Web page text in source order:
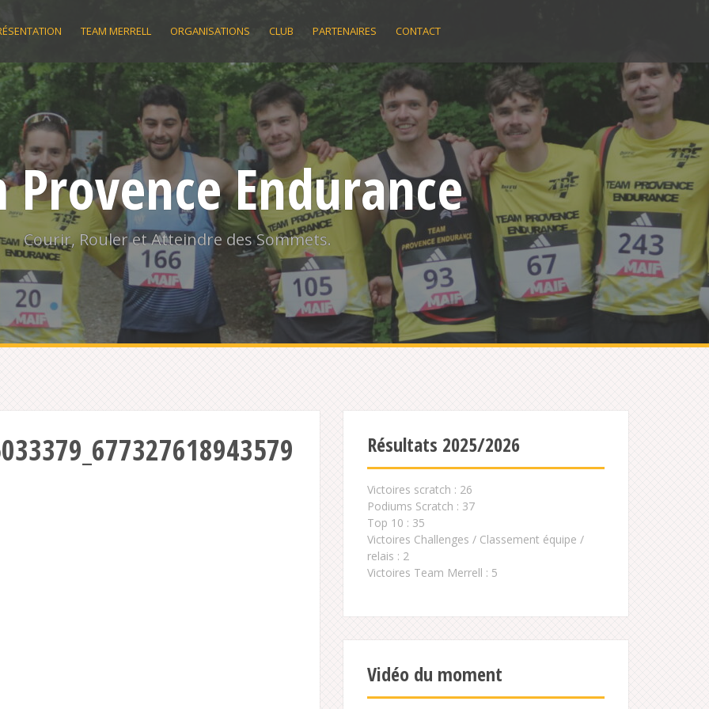
TEAM MERRELL ORGANISATIONS CLUB PARTENAIRES CONTACT
Provence Endurance
Courir, Rouler et Atteindre des Sommets.
Résultats 2025/2026
Victoires scratch : 26
Podiums Scratch : 37
Top 10 : 35
Victoires Challenges / Classement équipe /
relais : 2
Victoires Team Merrell : 5
Vidéo du moment